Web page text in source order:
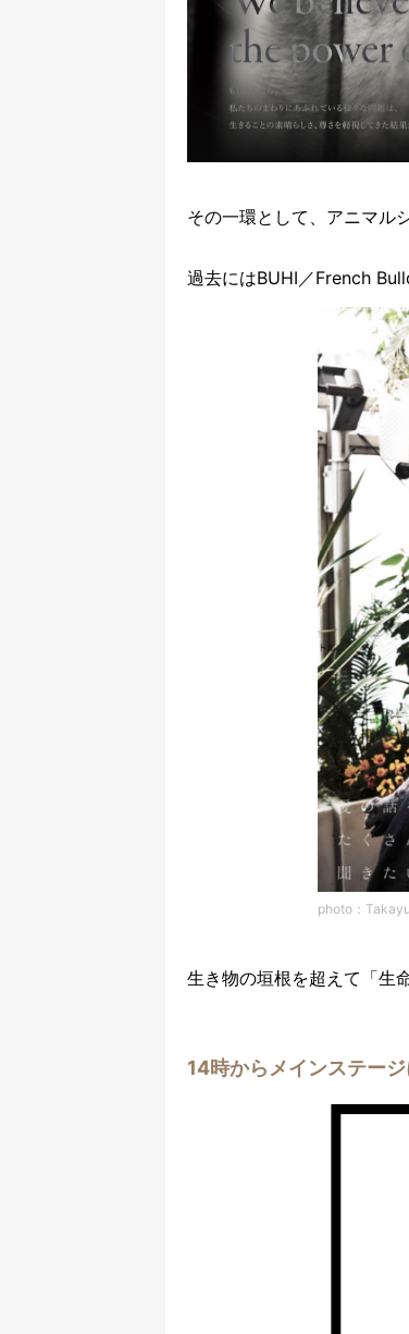
その一環として、アニマル
過去にはBUHI／French
photo：
生き物の垣根を超えて「生
14時からメインステー